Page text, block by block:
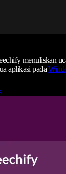
menuliskan
aplikasi pada